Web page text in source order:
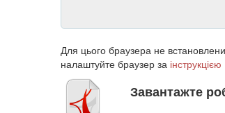
Для цього браузера не
налаштуйте браузер за інструкцією
Завантажте